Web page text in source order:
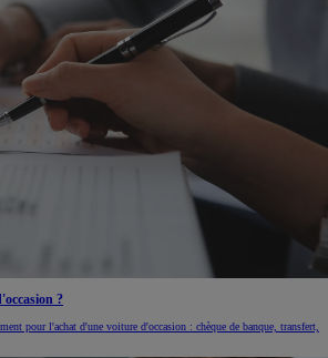
?
pour l'achat d'une voiture d'occasion : chèque de banque, transfert,